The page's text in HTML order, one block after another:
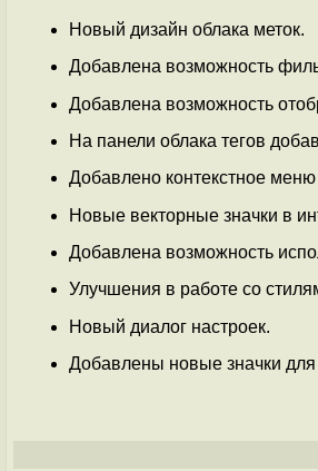
Новый дизайн облака меток.
Добавлена возможность
Добавлена возможность
На панели облака тегов
Добавлено контекстное меню
Новые векторные значки в
Добавлена возможность
Улучшения в работе со
Новый диалог настроек.
Добавлены новые значки для